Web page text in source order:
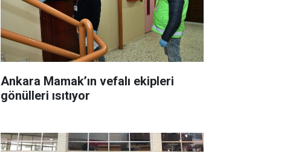
Ankara Mamak’ın vefalı ekipleri
gönülleri ısıtıyor